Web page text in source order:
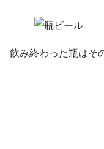
飲み終わった瓶はそ